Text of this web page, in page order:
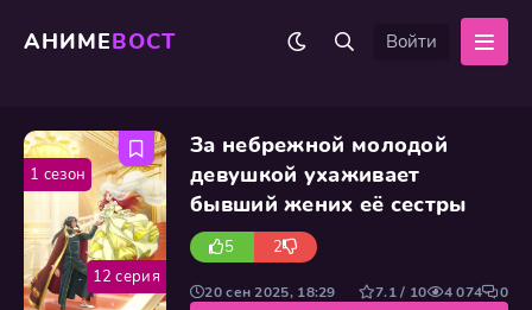
АНИМЕВОСТ Войти
За небрежной молодой
девушкой ухаживает
бывший жених её сестры
5 2
20 сен 2025, 18:29 7.1 / 10 4 074 0
12 серия
1 сезон